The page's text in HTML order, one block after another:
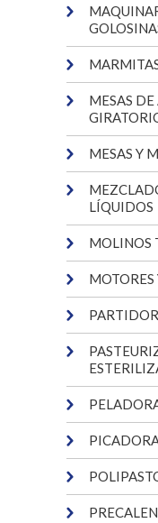
MESAS
MESAS Y
LÍQUIDOS
MOLINOS
MOTORES